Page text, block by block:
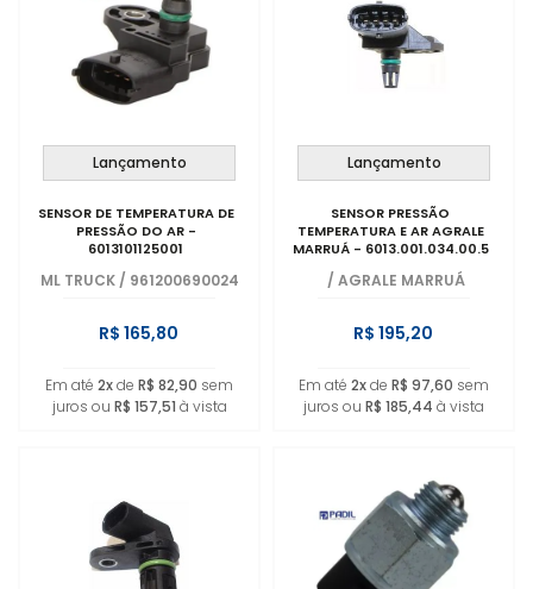
MAIOR PREÇO
Lançamento
SENSOR DE TEMPERATURA DE
PRESSÃO DO AR -
6013101125001
ML TRUCK / 961200690024
R$ 165,80
Em até 2xde R$ 82,90 sem
juros ou R$ 157,51 à vista
Lançamento
SENSOR PRESSÃO
TEMPERATURA E AR AGRALE
MARRUÁ - 6013.001.034.00.5
/ AGRALE MARRUÁ
R$ 195,20
Em até 2xde R$ 97,60 sem
juros ou R$ 185,44 à vista